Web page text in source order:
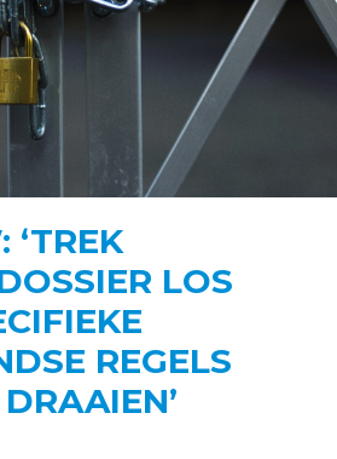
‘TREK
LOS
REGELS